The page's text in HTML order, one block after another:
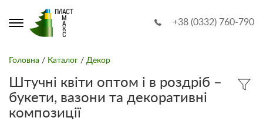
+38 (0332) 760-790
Головна / Каталог / Декор
Штучні квіти оптом і в роздріб –
букети, вазони та декоративні
композиції